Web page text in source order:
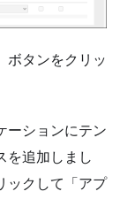
ボタンをクリッ
ーションにテン
を追加しまし
ックして「アプ